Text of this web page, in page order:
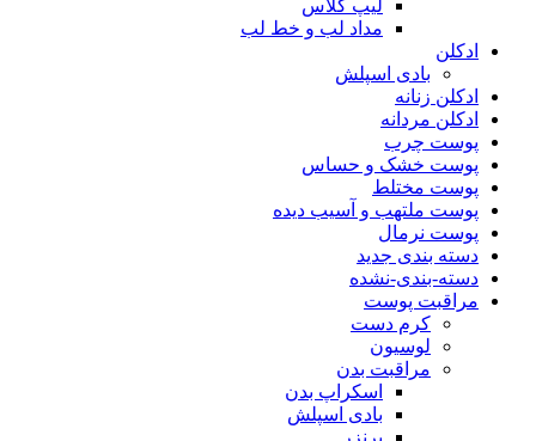
لیپ گلاس
مداد لب و خط لب
ادکلن
بادی اسپلش
ادکلن زنانه
ادکلن مردانه
پوست چرب
پوست خشک و حساس
پوست مختلط
پوست ملتهب و آسیب دیده
پوست نرمال
دسته بندی جدید
دسته-بندی-نشده
مراقبت پوست
کرم دست
لوسیون
مراقبت بدن
اسکراپ بدن
بادی اسپلش